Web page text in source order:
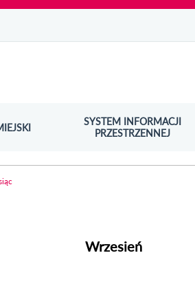
SYSTEM INFORMACJI
PRZESTRZENNEJ
ODNOŚNIK OTWORZY SIĘ W
Wrzesień